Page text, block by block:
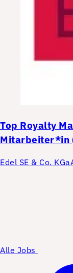
Top Royalty
Mitarbeiter*in
Edel SE & Co.
Alle Jobs